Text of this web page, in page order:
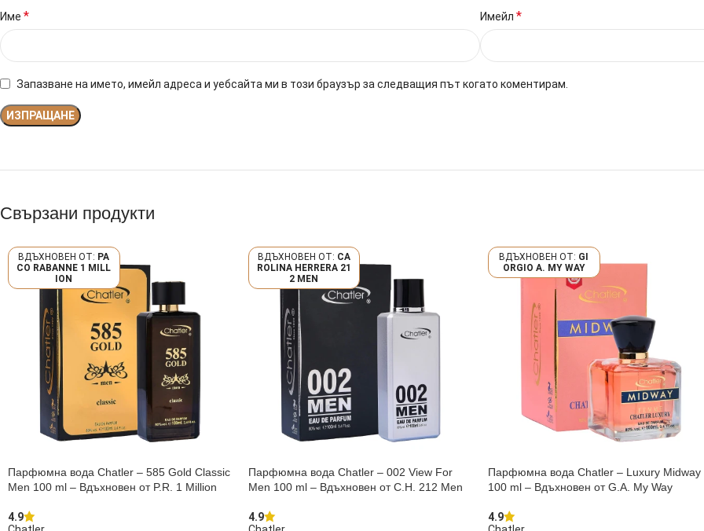
Име * Имейл *
Запазване на името, имейл адреса и уебсайта ми в този браузър за следващия път когато коментирам.
Свързани продукти
PA
CO RABANNE 1 MILL
ION
Парфюмна вода Chatler – 585 Gold Classic
Men 100 ml – Вдъхновен от P.R. 1 Million
4.9
CA
ROLINA HERRERA 21
2 MEN
Парфюмна вода Chatler – 002 View For
Men 100 ml – Вдъхновен от C.H. 212 Men
4.9
GI
ORGIO A. MY WAY
Парфюмна вода Chatler – Luxury Midway
100 ml – Вдъхновен от G.A. My Way
4.9